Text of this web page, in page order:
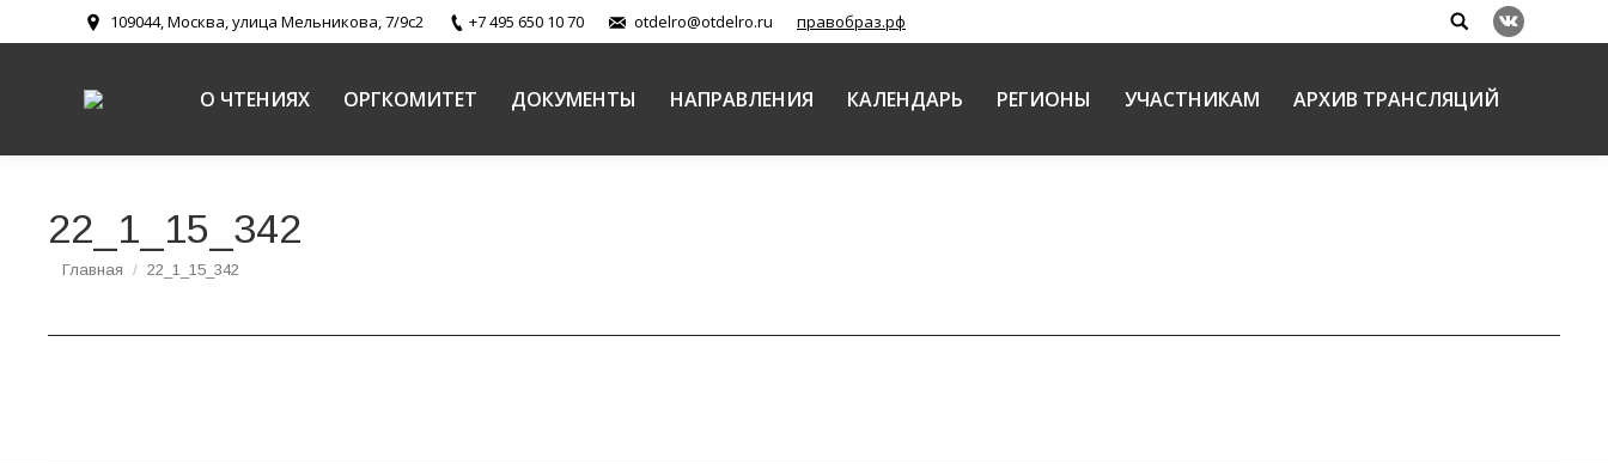
109044, Москва, улица Мельникова, 7/9с2 +7 495 650 10 70 otdelro@otdelro.ru правобраз.рф Search:
Вконтакте
О ЧТЕНИЯХ ОРГКОМИТЕТ ДОКУМЕНТЫ НАПРАВЛЕНИЯ КАЛЕНДАРЬ РЕГИОНЫ УЧАСТНИКАМ АРХИВ ТРАНСЛЯЦИЙ
22_1_15_342
Вы здесь:
Главная 22_1_15_342